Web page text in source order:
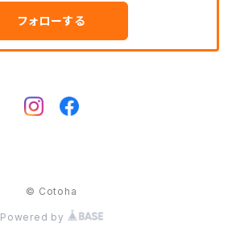
フォローする
© Cotoha
Powered by